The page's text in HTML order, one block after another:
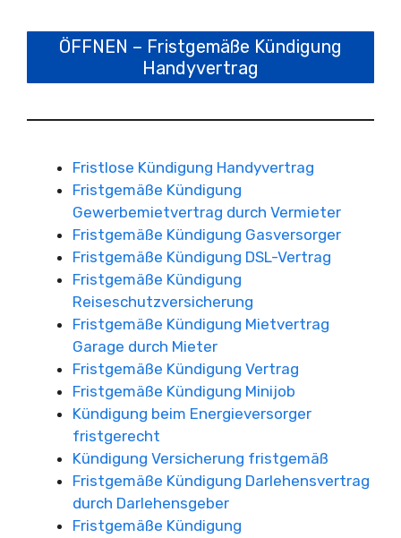
ÖFFNEN – Fristgemäße Kündigung
Handyvertrag
Fristlose Kündigung Handyvertrag
Fristgemäße Kündigung
Gewerbemietvertrag durch Vermieter
Fristgemäße Kündigung Gasversorger
Fristgemäße Kündigung DSL-Vertrag
Fristgemäße Kündigung
Reiseschutzversicherung
Fristgemäße Kündigung Mietvertrag
Garage durch Mieter
Fristgemäße Kündigung Vertrag
Fristgemäße Kündigung Minijob
Kündigung beim Energieversorger
fristgerecht
Kündigung Versicherung fristgemäß
Fristgemäße Kündigung Darlehensvertrag
durch Darlehensgeber
Fristgemäße Kündigung